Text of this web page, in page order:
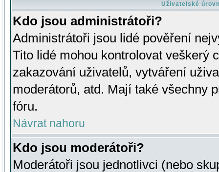
Uživatelské
Kdo jsou administrátoři?
Administrátoři jsou lidé pověření
Tito lidé mohou kontrolovat veškerý
zakazování uživatelů, vytváření
moderátorů, atd. Mají také všechny
fóru.
Návrat nahoru
Kdo jsou moderátoři?
Moderátoři jsou jednotlivci (nebo